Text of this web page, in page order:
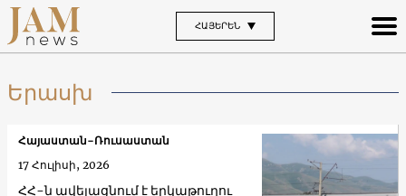
ՀԱՅԵՐԵՆ
Երասխ
ՀՀ-ն ավելացնում է երկաթուղու
Հայաստան-Ռուսաստան
17 Հուլիսի, 2026